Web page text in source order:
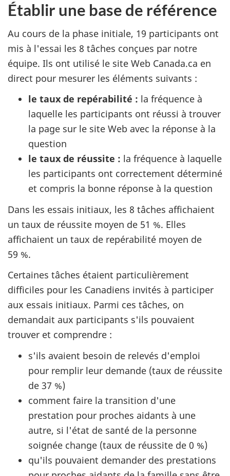
Établir une base de référence
Au cours de la phase initiale, 19 participants ont
mis à l'essai les 8 tâches conçues par notre
équipe. Ils ont utilisé le site Web Canada.ca en
direct pour mesurer les éléments suivants :
le taux de repérabilité : la fréquence à
laquelle les participants ont réussi à trouver
la page sur le site Web avec la réponse à la
question
le taux de réussite : la fréquence à laquelle
les participants ont correctement déterminé
et compris la bonne réponse à la question
Dans les essais initiaux, les 8 tâches affichaient
un taux de réussite moyen de 51 %. Elles
affichaient un taux de repérabilité moyen de
59 %.
Certaines tâches étaient particulièrement
difficiles pour les Canadiens invités à participer
aux essais initiaux. Parmi ces tâches, on
demandait aux participants s'ils pouvaient
trouver et comprendre :
s'ils avaient besoin de relevés d'emploi
pour remplir leur demande (taux de réussite
de 37 %)
comment faire la transition d'une
prestation pour proches aidants à une
autre, si l'état de santé de la personne
soignée change (taux de réussite de 0 %)
qu'ils pouvaient demander des prestations